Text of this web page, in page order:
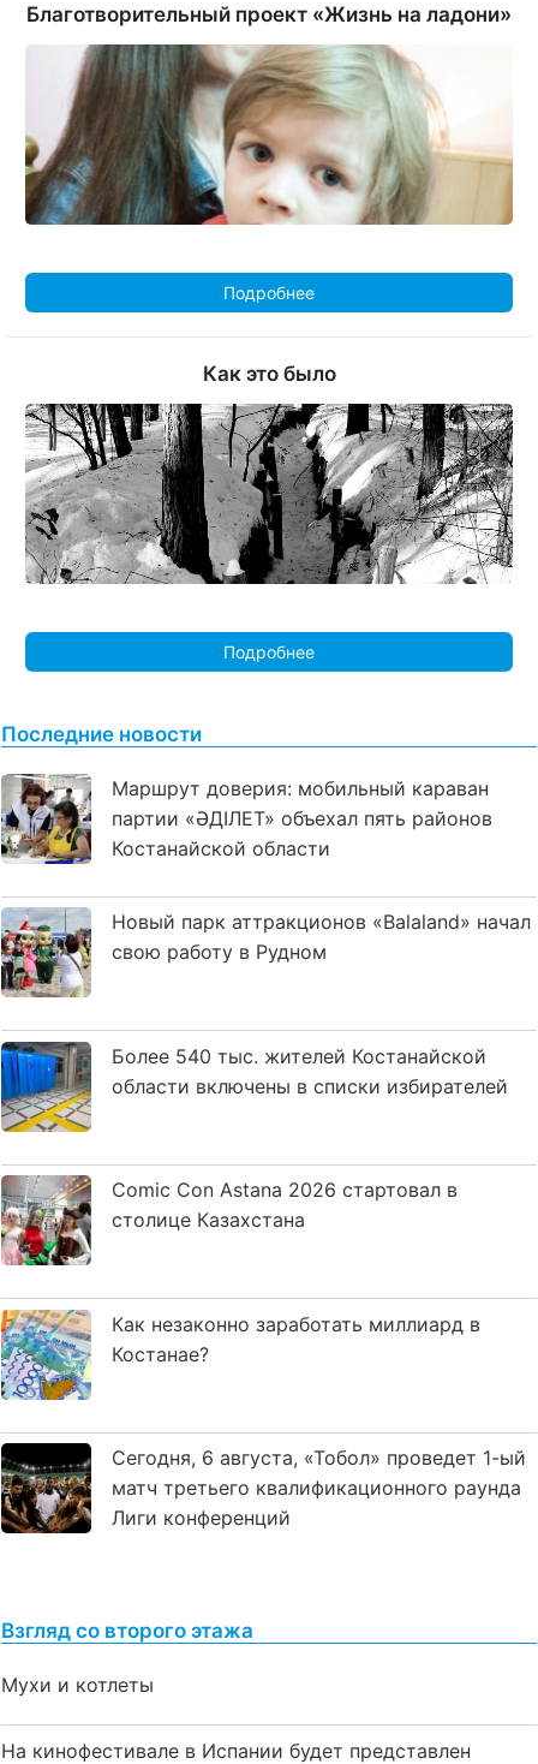
Благотворительный проект «Жизнь на ладони»
Подробнее
Как это было
Подробнее
Последние новости
Маршрут доверия: мобильный караван
партии «ӘДІЛЕТ» объехал пять районов
Костанайской области
Новый парк аттракционов «Balaland» начал
свою работу в Рудном
Более 540 тыс. жителей Костанайской
области включены в списки избирателей
Comic Con Astana 2026 стартовал в
столице Казахстана
Как незаконно заработать миллиард в
Костанае?
Сегодня, 6 августа, «Тобол» проведет 1-ый
матч третьего квалификационного раунда
Лиги конференций
Взгляд со второго этажа
Мухи и котлеты
На кинофестивале в Испании будет представлен